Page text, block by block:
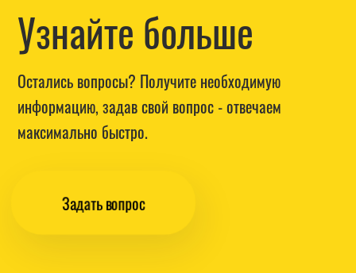
Узнайте больше
Остались вопросы? Получите необходимую
информацию, задав свой вопрос - отвечаем
максимально быстро.
Задать вопрос